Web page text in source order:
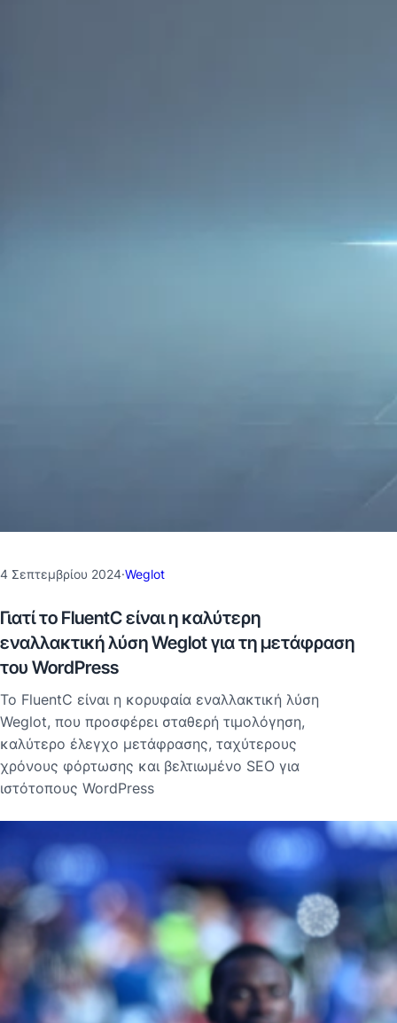
4 Σεπτεμβρίου 2024·Weglot
Γιατί το FluentC είναι η καλύτερη
εναλλακτική λύση Weglot για τη μετάφραση
του WordPress
Το FluentC είναι η κορυφαία εναλλακτική λύση
Weglot, που προσφέρει σταθερή τιμολόγηση,
καλύτερο έλεγχο μετάφρασης, ταχύτερους
χρόνους φόρτωσης και βελτιωμένο SEO για
ιστότοπους WordPress